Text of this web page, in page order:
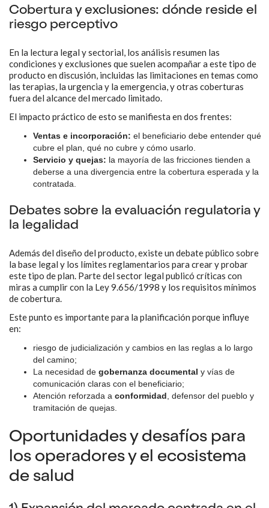
Cobertura y exclusiones: dónde reside el
riesgo perceptivo
En la lectura legal y sectorial, los análisis resumen las
condiciones y exclusiones que suelen acompañar a este tipo de
producto en discusión, incluidas las limitaciones en temas como
las terapias, la urgencia y la emergencia, y otras coberturas
fuera del alcance del mercado limitado.
El impacto práctico de esto se manifiesta en dos frentes:
Ventas e incorporación: el beneficiario debe entender qué
cubre el plan, qué no cubre y cómo usarlo.
Servicio y quejas: la mayoría de las fricciones tienden a
deberse a una divergencia entre la cobertura esperada y la
contratada.
Debates sobre la evaluación regulatoria y
la legalidad
Además del diseño del producto, existe un debate público sobre
la base legal y los límites reglamentarios para crear y probar
este tipo de plan. Parte del sector legal publicó críticas con
miras a cumplir con la Ley 9.656/1998 y los requisitos mínimos
de cobertura.
Este punto es importante para la planificación porque influye
en:
riesgo de judicialización y cambios en las reglas a lo largo
del camino;
La necesidad de gobernanza documental y vías de
comunicación claras con el beneficiario;
Atención reforzada a conformidad , defensor del pueblo y
tramitación de quejas.
Oportunidades y desafíos para
los operadores y el ecosistema
de salud